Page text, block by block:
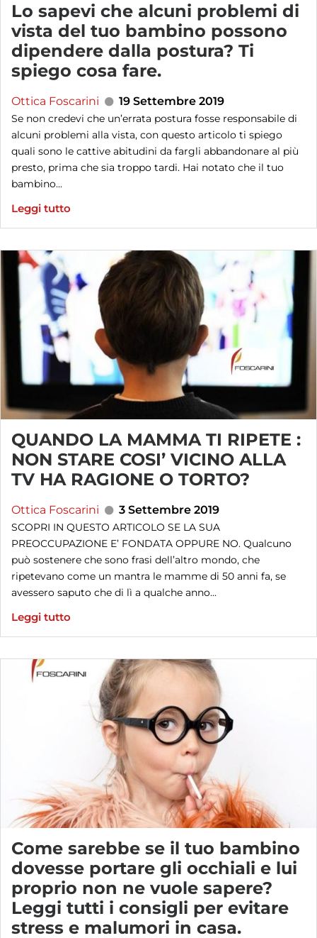
Lo sapevi che alcuni problemi di
vista del tuo bambino possono
dipendere dalla postura? Ti
spiego cosa fare.
Ottica Foscarini 19 Settembre 2019
Se non credevi che un’errata postura fosse responsabile di
alcuni problemi alla vista, con questo articolo ti spiego
quali sono le cattive abitudini da fargli abbandonare al più
presto, prima che sia troppo tardi. Hai notato che il tuo
bambino...
Leggi tutto
QUANDO LA MAMMA TI RIPETE :
NON STARE COSI’ VICINO ALLA
TV HA RAGIONE O TORTO?
Ottica Foscarini 3 Settembre 2019
SCOPRI IN QUESTO ARTICOLO SE LA SUA
PREOCCUPAZIONE E’ FONDATA OPPURE NO. Qualcuno
può sostenere che sono frasi dell’altro mondo, che
ripetevano come un mantra le mamme di 50 anni fa, se
avessero saputo che di lì a qualche anno...
Leggi tutto
Come sarebbe se il tuo bambino
dovesse portare gli occhiali e lui
proprio non ne vuole sapere?
Leggi tutti i consigli per evitare
stress e malumori in casa.